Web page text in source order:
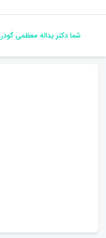
شما دکتر یداله معظمی